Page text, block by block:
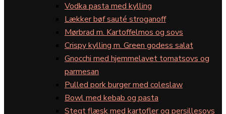
Vodka pasta med kylling
Lækker bøf sauté stroganoff
Mørbrad m. Kartoffelmos og sovs
Crispy kylling m. Green godess salat
Gnocchi med hjemmelavet tomatsovs og
parmesan
Pulled pork burger med coleslaw
Bowl med kebab og pasta
Stegt flæsk med kartofler og persillesovs